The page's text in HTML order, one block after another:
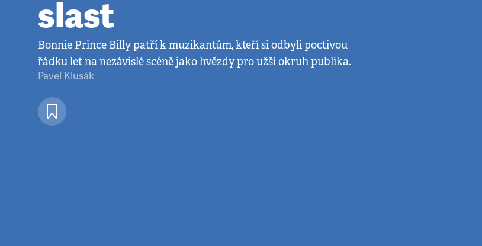
slast
Bonnie Prince Billy patří k muzikantům, kteří si odbyli poctivou
řádku let na nezávislé scéně jako hvězdy pro užší okruh publika.
Pavel Klusák